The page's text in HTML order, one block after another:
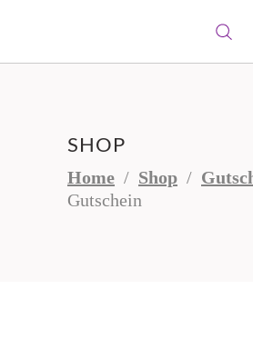
SHOP
Home / Shop /
Gutschein